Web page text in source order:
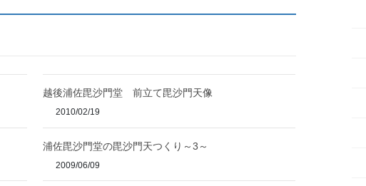
越後浦佐毘沙門堂 前立て毘沙門天像
2010/02/19
浦佐毘沙門堂の毘沙門天つくり～3～
2009/06/09